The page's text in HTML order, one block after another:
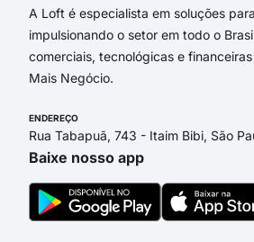
A Loft é especialista em soluções
impulsionando o setor em todo o
comerciais, tecnológicas e
Mais Negócio.
ENDEREÇO
Rua Tabapuã, 743 - Itaim Bibi, São
Baixe nosso app